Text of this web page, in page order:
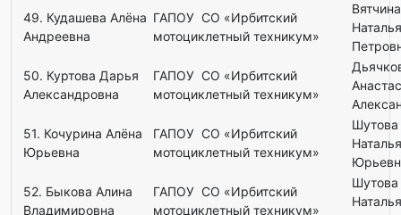
49. Кудашева Алёна
Андреевна
ГАПОУ СО «Ирбитский
мотоциклетный техникум»
Вятчина
Наталья
50. Куртова Дарья
Александровна
ГАПОУ СО «Ирбитский
мотоциклетный техникум»
51. Кочурина Алёна
Юрьевна
ГАПОУ СО «Ирбитский
мотоциклетный техникум»
Шутова
Наталья
52. Быкова Алина
Владимировна
ГАПОУ СО «Ирбитский
мотоциклетный техникум»
Шутова
Наталья